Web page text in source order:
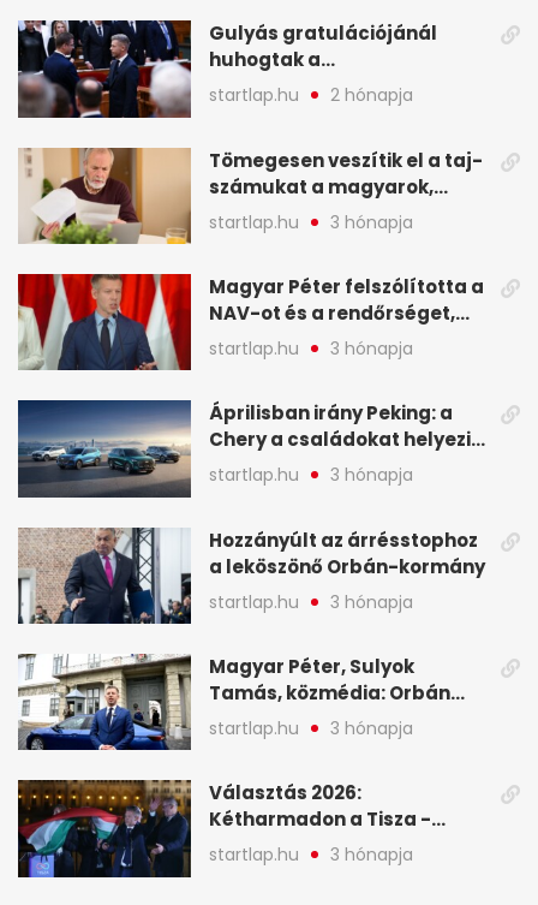
Gulyás gratulációjánál
huhogtak a
leghangosabban, miután
Magyart miniszterelnökké
legfontosabb hírei
képekben
startlap.hu 2 hónapja
Tömegesen veszítik el a taj-
számukat a magyarok,
sokak ellen eljárást indít a
NAV - A hét hírei képekben
startlap.hu 3 hónapja
Magyar Péter felszólította a
NAV-ot és a rendőrséget,
tartóztassák le a NER-es
oligarchákat - A hét
startlap.hu 3 hónapja
Áprilisban irány Peking: a
Chery a családokat helyezi
globális mobilitási
programja középpontjába
startlap.hu 3 hónapja
Hozzányúlt az árrésstophoz
a leköszönő Orbán-kormány
startlap.hu 3 hónapja
Magyar Péter, Sulyok
Tamás, közmédia: Orbán
Viktor április 13. óta hallgat,
közben pörögnek az
startlap.hu 3 hónapja
Választás 2026:
Kétharmadon a Tisza -
mutatjuk, hogyan alakulnak
a mandátumok
startlap.hu 3 hónapja